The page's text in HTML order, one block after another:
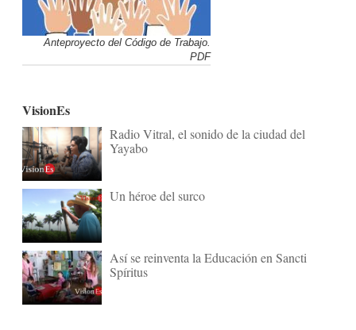
Anteproyecto del Código de Trabajo.
PDF
VisionEs
Radio Vitral, el sonido de la ciudad del
Yayabo
Un héroe del surco
Así se reinventa la Educación en Sancti
Spíritus